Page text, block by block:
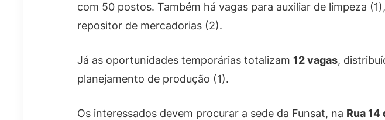
com 50 postos. Também há vagas para auxiliar de limpeza
repositor de mercadorias (2).
Já as oportunidades temporárias totalizam 12 vagas,
planejamento de produção (1).
Os interessados devem procurar a sede da Funsat, na Rua